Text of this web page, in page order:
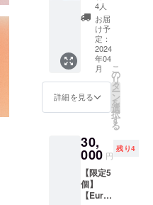
しま
す。 ▼
サイズ
size140
・150・
160／胴
囲：
56〜63
㎝・腰
囲：
㎝ ※デ
ザイン
は全て
同じで
す ▼素
材 身生
おやめ
くださ
い。 ※
合法で
ある
CBDの
みを配
合して
いま
す。 ※
締法被
害等該
当確認
済み
（厚生
労働省
場合
も、
ZoomU
RLを配
布しま
すの
で、オ
ン参加
が可能
3月に代
表が
tawagr
amの開
発にあ
たって
テク
ニック
やコ
ミュニ
ケー
ション
アプ
ローチ
・認知
こころ
のケア
の紹介
・性に
まつわ
るアイ
に入れ
てぜひ
持ち歩
いてく
ださ
い〜！
中西ゴ
ムの
OEM商
す。 ＜
医療機
器区分
＞管理
医療機
器 ＜
amを応
援して
くだ
さって
いる支
援者様
とし
て、HP
に企
業・団
体名を
せてい
ただき
ます。
ぜひ、
Unwind
スポン
4人
お届
け予
定：
2024
年04
月
詳細を見る
こ
の
リ
タ
ー
ン
を
選
択
す
る
30,
000 円
残り4
【限定5
個】
【Eura